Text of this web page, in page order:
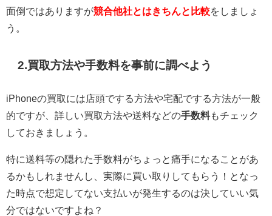
面倒ではありますが競合他社とはきちんと比較をしましょ
う。
2.買取方法や手数料を事前に調べよう
iPhoneの買取には店頭でする方法や宅配でする方法が一般
的ですが、詳しい買取方法や送料などの手数料もチェック
しておきましょう。
特に送料等の隠れた手数料がちょっと痛手になることがあ
るかもしれませんし、実際に買い取りしてもらう！となっ
た時点で想定してない支払いが発生するのは決していい気
分ではないですよね？